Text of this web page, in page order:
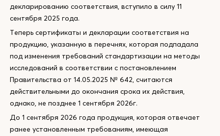
декларированию соответствия, вступило в силу 11
сентября 2025 года.
Теперь сертификаты и декларации соответствия на
продукцию, указанную в перечнях, которая подпадала
под изменения требований стандартизации на методы
исследований в соответствии с постановлением
Правительства от 14.05.2025 № 642, считаются
действительными до окончания срока их действия,
однако, не позднее 1 сентября 2026г.
До 1 сентября 2026 года продукция, которая отвечает
ранее установленным требованиям, имеющая